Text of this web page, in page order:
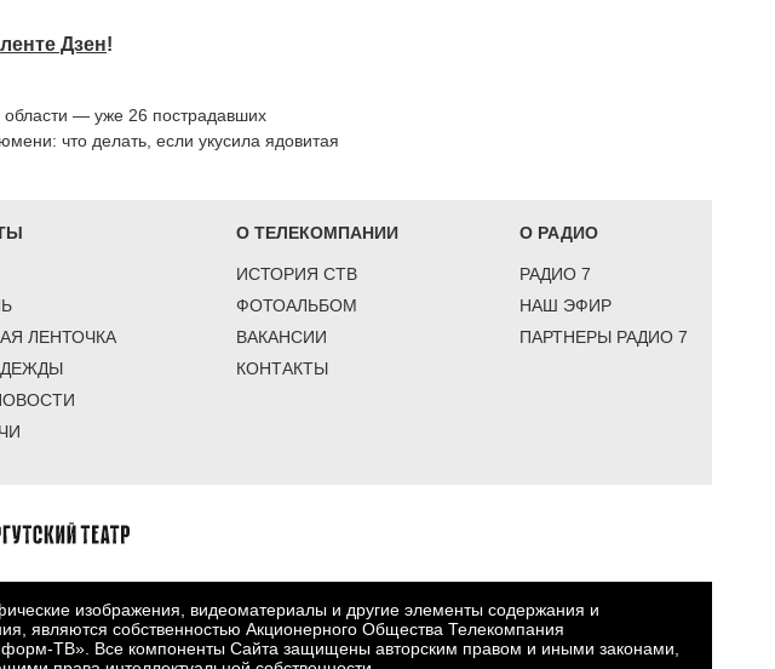
ленте Дзен!
— уже 26 пострадавших
что делать, если укусила ядовитая
ЛЕНТОЧКА
О ТЕЛЕКОМПАНИИ
ИСТОРИЯ СТВ
ФОТОАЛЬБОМ
ВАКАНСИИ
КОНТАКТЫ
О РАДИО
РАДИО 7
НАШ ЭФИР
ПАРТНЕРЫ РАДИО 7
изображения, видеоматериалы и другие элементы содержания и
являются собственностью Акционерного Общества Телекомпания
ТВ». Все компоненты Сайта защищены авторским правом и иными законами,